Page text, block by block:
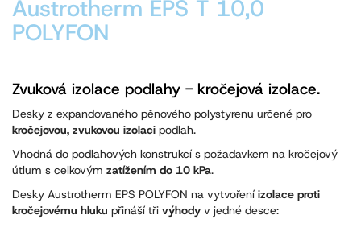
Austrotherm EPS T 10,0
POLYFON
Zvuková izolace podlahy - kročejová izolace.
Desky z expandovaného pěnového polystyrenu určené pro
kročejovou, zvukovou izolaci podlah.
Vhodná do podlahových konstrukcí s požadavkem na kročejový
útlum s celkovým zatížením do 10 kPa.
Desky Austrotherm EPS POLYFON na vytvoření izolace proti
kročejovému hluku přináší tři výhody v jedné desce: